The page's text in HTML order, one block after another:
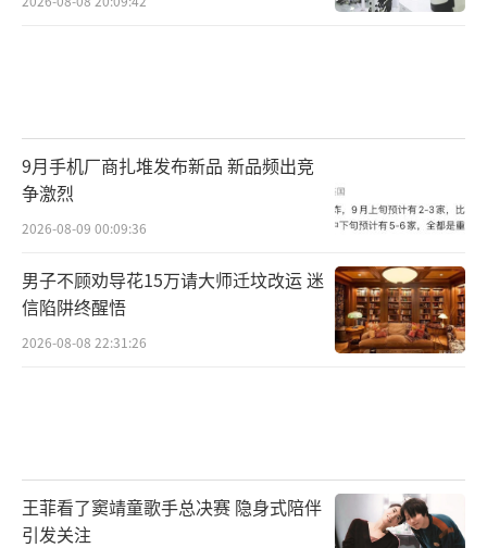
9月手机厂商扎堆发布新品 新品频出竞
争激烈
2026-08-09 00:09:36
男子不顾劝导花15万请大师迁坟改运 迷
信陷阱终醒悟
2026-08-08 22:31:26
王菲看了窦靖童歌手总决赛 隐身式陪伴
引发关注